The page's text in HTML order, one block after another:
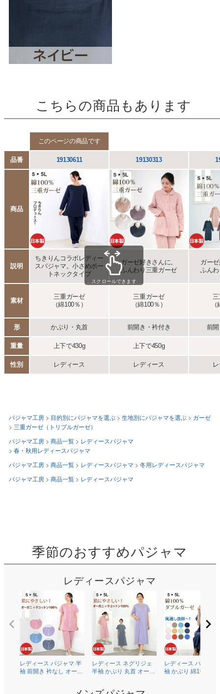
こちらの商品もあります
パジャマ工房 目的別にパジャマを選ぶ 生地別にパジャマを選ぶ
ガーゼ
三重ガーゼ（トリプルガーゼ）
パジャマ工房
商品一覧
レディースパジャマ
春・秋用レディースパジャマ
パジャマ工房
商品一覧 レディースパジャマ
冬用レディースパジャマ
パジャマ工房
商品一覧 レディースパジャマ
季節のおすすめパジャマ
レディースパジャマ
レディース パジャマ 半
袖 前開き 衿なし オーガ
レディース ネグリジェ
半袖 かぶり 丸首 オーガ
レディース パジャマ
袖 かぶり 綿100％二